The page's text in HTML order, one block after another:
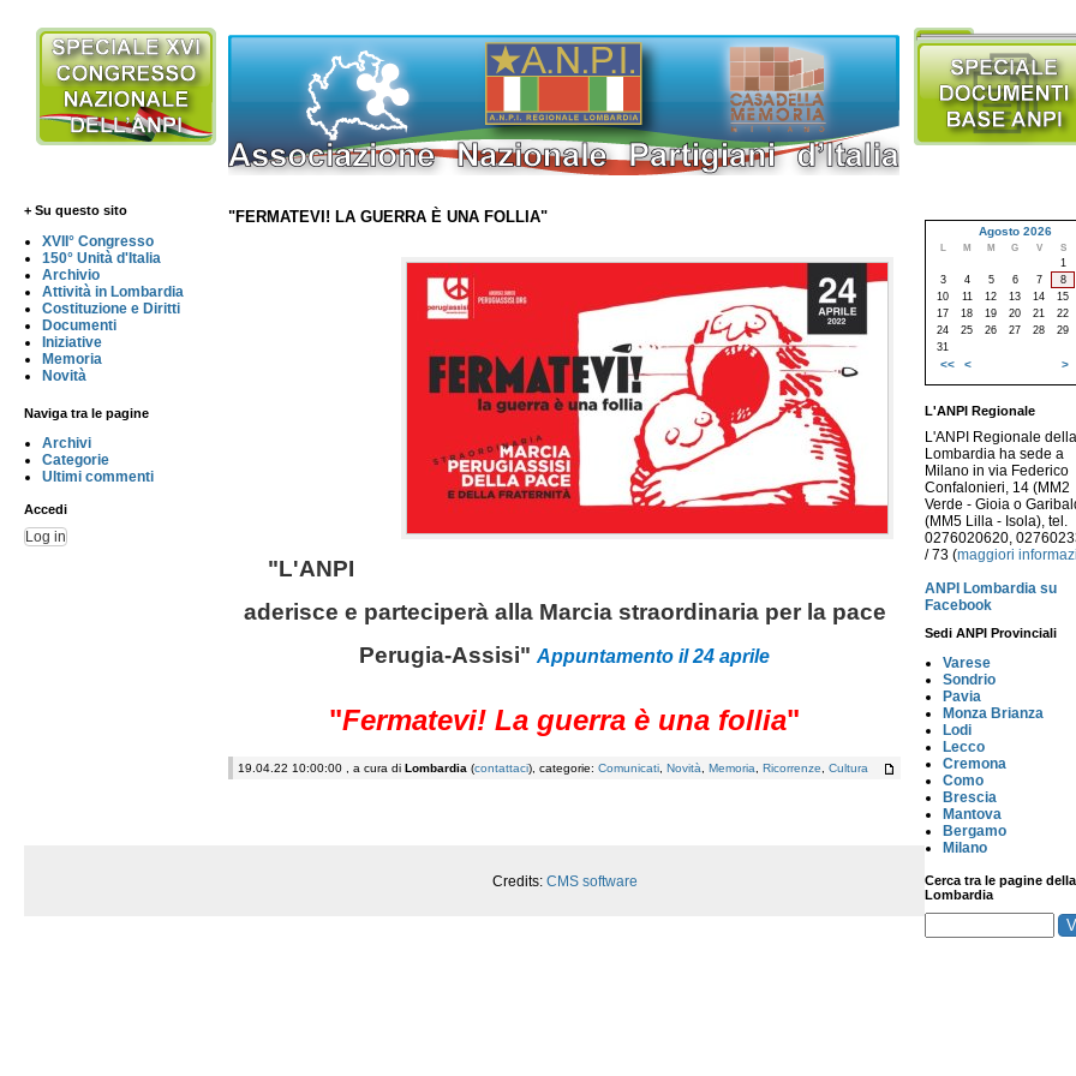
+ Su questo sito
XVII° Congresso
150° Unità d'Italia
Archivio
Attività in Lombardia
Costituzione e Diritti
Documenti
Iniziative
Memoria
Novità
Naviga tra le pagine
Archivi
Categorie
Ultimi commenti
Accedi
Log in
"FERMATEVI! LA GUERRA È UNA FOLLIA"
"L'ANPI
aderisce e parteciperà alla Marcia straordinaria per la pace
Perugia-Assisi"Appuntamento il 24 aprile
"Fermatevi! La guerra è una follia"
19.04.22 10:00:00 , a cura di Lombardia (contattaci), categorie: Comunicati, Novità, Memoria, Ricorrenze, Cultura
Agosto 2026
L M M G V S
1
3
4 5 6 7 8
10
11 12 13 14 15
17
18 19 20 21 22
24
25 26 27 28 29
31
<< < >
L'ANPI Regionale
L'ANPI Regionale della
Lombardia ha sede a
Milano in via Federico
Confalonieri, 14 (MM2
Verde - Gioia o
(MM5 Lilla - Isola), tel.
0276020620,
/ 73 (maggiori
ANPI Lombardia su
Facebook
Sedi ANPI Provinciali
Varese
Sondrio
Pavia
Monza Brianza
Lodi
Lecco
Cremona
Como
Brescia
Mantova
Bergamo
Milano
Cerca tra le pagine della
Lombardia
Credits: CMS software